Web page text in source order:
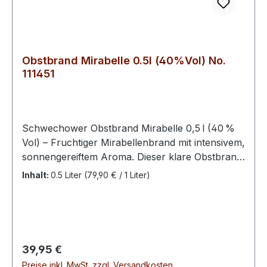
Obstbrand Mirabelle 0.5l (40%Vol) No.
111451
Schwechower Obstbrand Mirabelle 0,5 l (40 %
Vol) – Fruchtiger Mirabellenbrand mit intensivem,
sonnengereiftem Aroma. Dieser klare Obstbrand
verbindet die zarte Süße und das feine Bukett
ausgewählten, vollreifen Mirabellen destilliert.
Die traditionsreiche Brennkunst sorgt dafür, dass
Inhalt: 0.5 Liter (79,90 € / 1 Liter)
Regulärer Preis:
39,95 €